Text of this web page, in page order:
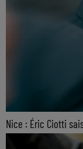
Nice : Éric Ciotti